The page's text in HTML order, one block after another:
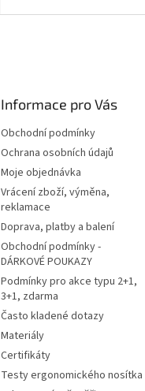
Informace pro Vás
Obchodní podmínky
Ochrana osobních údajů
Moje objednávka
Vrácení zboží, výměna,
reklamace
Doprava, platby a balení
Obchodní podmínky -
DÁRKOVÉ POUKAZY
Podmínky pro akce typu 2+1,
3+1, zdarma
Často kladené dotazy
Materiály
Certifikáty
Testy ergonomického nosítka